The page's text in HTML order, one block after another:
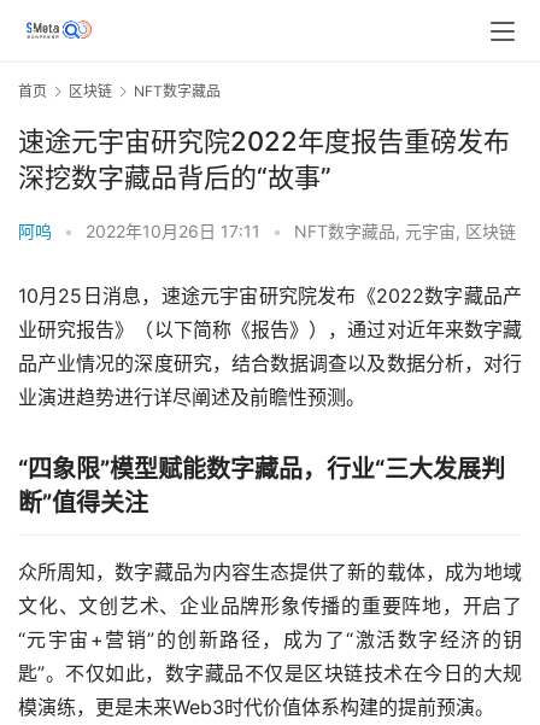
首页 区块链 NFT数字藏品
速途元宇宙研究院2022年度报告重磅发布
深挖数字藏品背后的“故事”
阿呜 • 2022年10月26日 17:11 • NFT数字藏品, 元宇宙, 区块链
10月25日消息，速途元宇宙研究院发布《2022数字藏品产
业研究报告》（以下简称《报告》），通过对近年来数字藏
品产业情况的深度研究，结合数据调查以及数据分析，对行
业演进趋势进行详尽阐述及前瞻性预测。
“四象限”模型赋能数字藏品，行业“三大发展判
断”值得关注
众所周知，数字藏品为内容生态提供了新的载体，成为地域
文化、文创艺术、企业品牌形象传播的重要阵地，开启了
“元宇宙+营销”的创新路径，成为了“激活数字经济的钥
匙”。不仅如此，数字藏品不仅是区块链技术在今日的大规
模演练，更是未来Web3时代价值体系构建的提前预演。